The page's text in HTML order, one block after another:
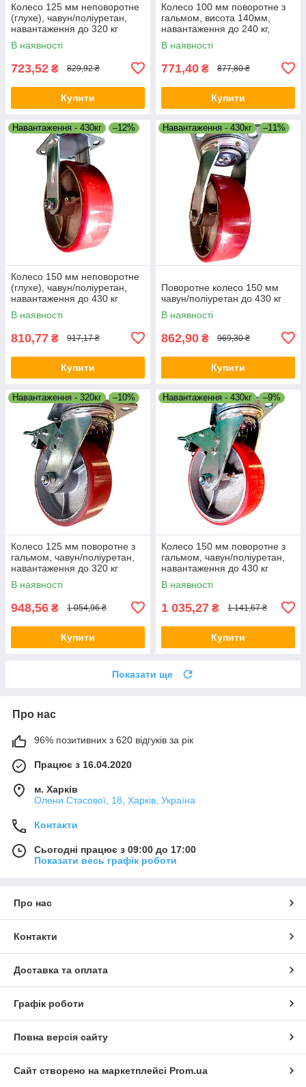
Колесо 125 мм неповоротне
(глухе), чавун/поліуретан,
навантаження до 320 кг
В наявності
723,52 ₴ 829,92 ₴
Купити
Колесо 100 мм поворотне з
гальмом, висота 140мм,
навантаження до 240 кг,
чавун/поліуретан
В наявності
771,40 ₴ 877,80 ₴
Купити
Навантаження - 430кг –12%
Колесо 150 мм неповоротне
(глухе), чавун/поліуретан,
навантаження до 430 кг
В наявності
810,77 ₴ 917,17 ₴
Купити
Навантаження - 430кг –11%
Поворотне колесо 150 мм
чавун/поліуретан до 430 кг
В наявності
862,90 ₴ 969,30 ₴
Купити
Навантаження - 320кг –10%
Колесо 125 мм поворотне з
гальмом, чавун/поліуретан,
навантаження до 320 кг
В наявності
948,56 ₴ 1 054,96 ₴
Купити
Навантаження - 430кг –9%
Колесо 150 мм поворотне з
гальмом, чавун/поліуретан,
навантаження до 430 кг
В наявності
1 035,27 ₴ 1 141,67 ₴
Купити
Показати ще
Про нас
96% позитивних з 620 відгуків за рік
Працює з 16.04.2020
м. Харків
Олени Стасової, 18, Харків, Україна
Контакти
Сьогодні працює з 09:00 до 17:00
Показати весь графік роботи
Про нас
Контакти
Доставка та оплата
Графік роботи
Повна версія сайту
Сайт створено на маркетплейсі Prom.ua